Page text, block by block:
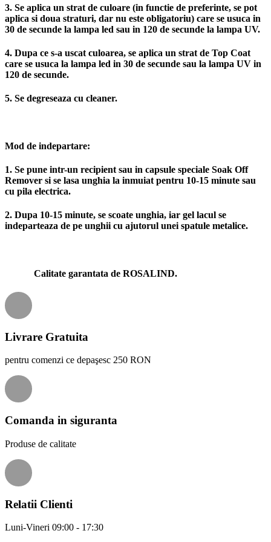
3. Se aplica un strat de culoare (in functie de preferinte, se pot
aplica si doua straturi, dar nu este obligatoriu) care se usuca in
30 de secunde la lampa led sau in 120 de secunde la lampa UV.
4. Dupa ce s-a uscat culoarea, se aplica un strat de Top Coat
care se usuca la lampa led in 30 de secunde sau la lampa UV in
120 de secunde.
5. Se degreseaza cu cleaner.
Mod de indepartare:
1. Se pune intr-un recipient sau in capsule speciale Soak Off
Remover si se lasa unghia la inmuiat pentru 10-15 minute sau
cu pila electrica.
2. Dupa 10-15 minute, se scoate unghia, iar gel lacul se
indeparteaza de pe unghii cu ajutorul unei spatule metalice.
Calitate garantata de ROSALIND.
Livrare Gratuita
pentru comenzi ce depaşesc 250 RON
Comanda in siguranta
Produse de calitate
Relatii Clienti
Luni-Vineri 09:00 - 17:30